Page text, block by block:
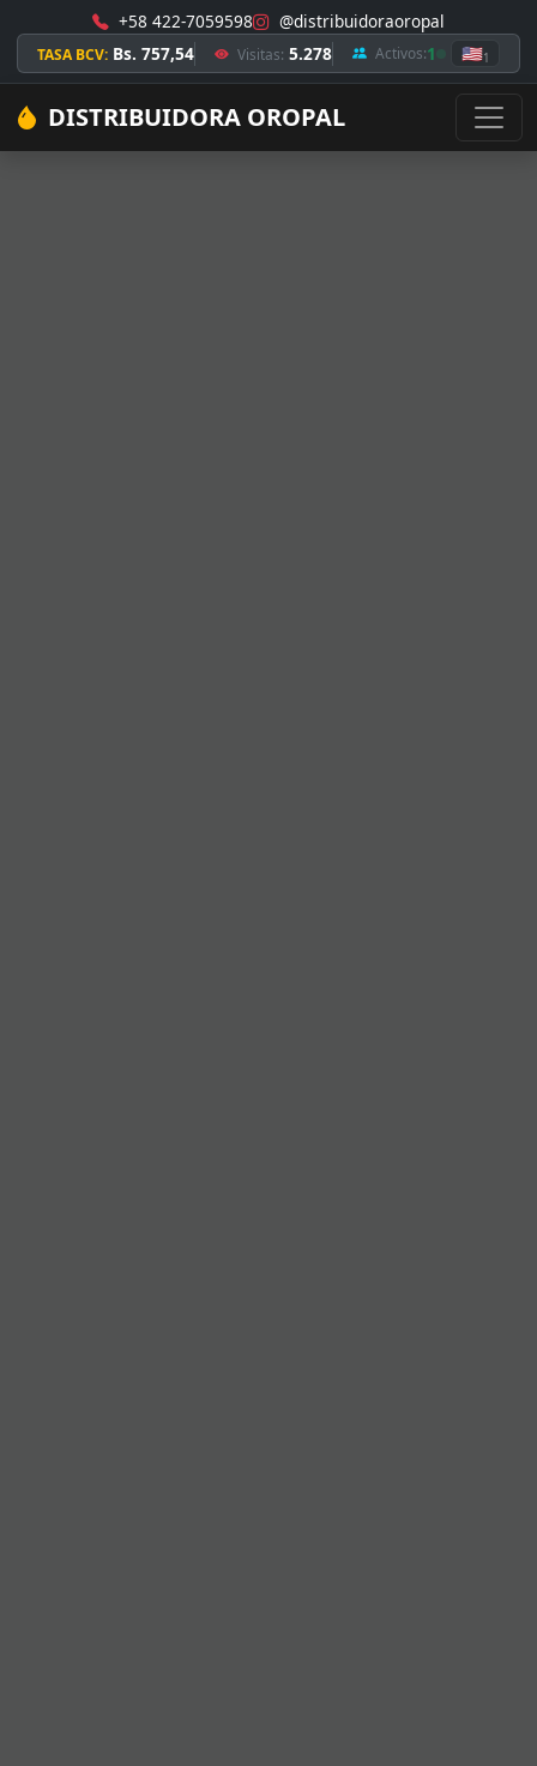
+58 422-7059598 @distribuidoraoropal
TASA BCV: Bs. 757,54 Visitas: 5.278 Activos:1 🇺🇸1
DISTRIBUIDORA OROPAL